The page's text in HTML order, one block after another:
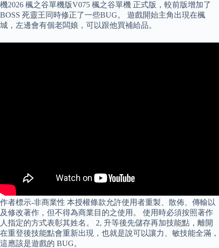
機2026 楓之谷單機版V075 楓之谷單機 正式版，較前版增加了
BOSS 死靈王同時修正了一些BUG。 遊戲開始主角出現在楓
城，左邊會有個老闆娘，可以跟他買補給品。
作者標示-非商業性 本授權條款允許使用者重製、散佈、傳輸以
及修改著作，但不得為商業目的之使用。 使用時必須按照著作
人指定的方式表彰其姓名。 2, 升等後先儲存再加技能點，離開
在重登後技能點會重新出現，也就是說可以讓力、敏技能全滿，
這應該是遊戲的 BUG。